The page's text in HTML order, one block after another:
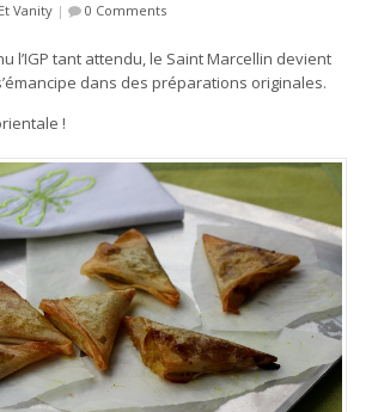
Vanity | 0 Comments
l’IGP tant attendu, le Saint Marcellin devient
dans des préparations originales.
!